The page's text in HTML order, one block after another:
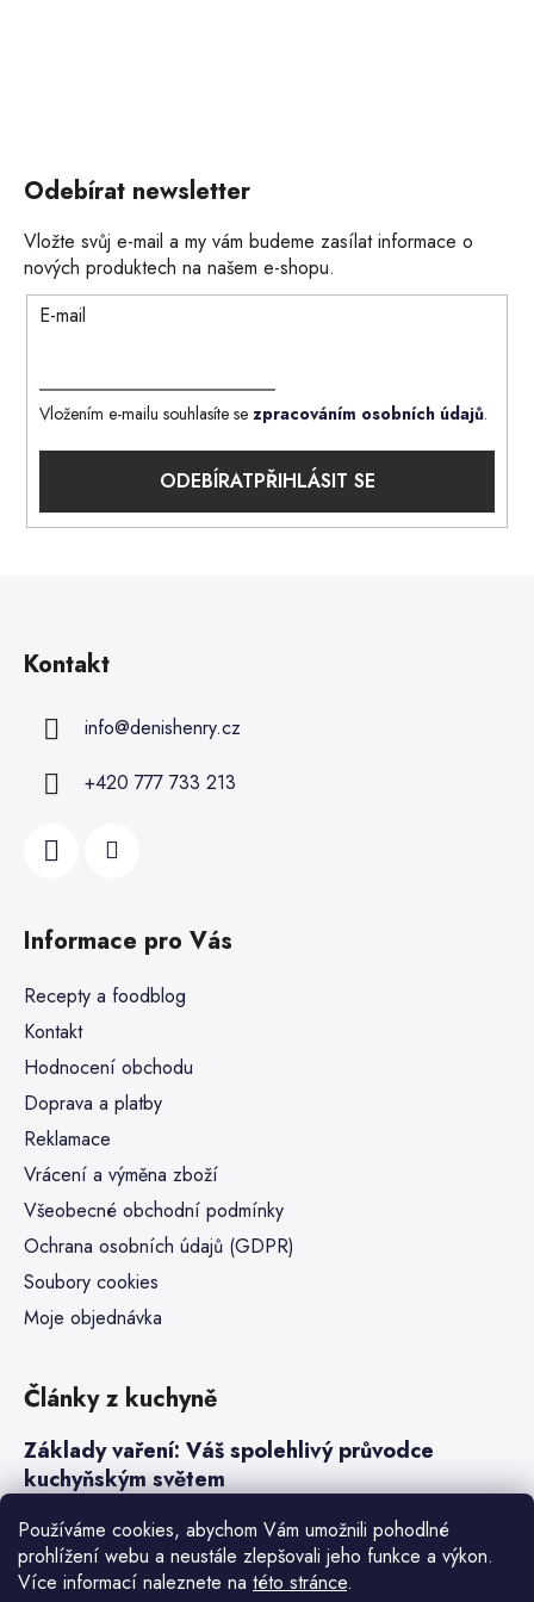
Používáme cookies, abychom Vám umožnili pohodlné
prohlížení webu a neustále zlepšovali jeho funkce a výkon.
Více informací naleznete na této stránce.
Odebírat newsletter
Vložte svůj e-mail a my vám budeme zasílat informace o
nových produktech na našem e-shopu.
E-mail
Vložením e-mailu souhlasíte se zpracováním osobních údajů.
PŘIHLÁSIT SE
Kontakt
info@denishenry.cz
+420 777 733 213
Informace pro Vás
Recepty a foodblog
Kontakt
Hodnocení obchodu
Doprava a platby
Reklamace
Vrácení a výměna zboží
Všeobecné obchodní podmínky
Ochrana osobních údajů (GDPR)
Soubory cookies
Moje objednávka
Články z kuchyně
Základy vaření: Váš spolehlivý průvodce
kuchyňským světem
Steaky a sous-vide vaření
Jak vařit v tlakovém hrnci neboli papiňáku